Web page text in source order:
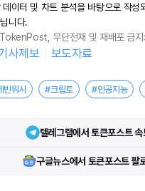
데이터 및 차트 분석을 바탕으로 작성
니다.
무단전재 및 재배포 금
사제보 보도자료
빈워시 #크립토 #인공지능
텔레그램에서 토큰포스트 속
구글뉴스에서 토큰포스트 팔